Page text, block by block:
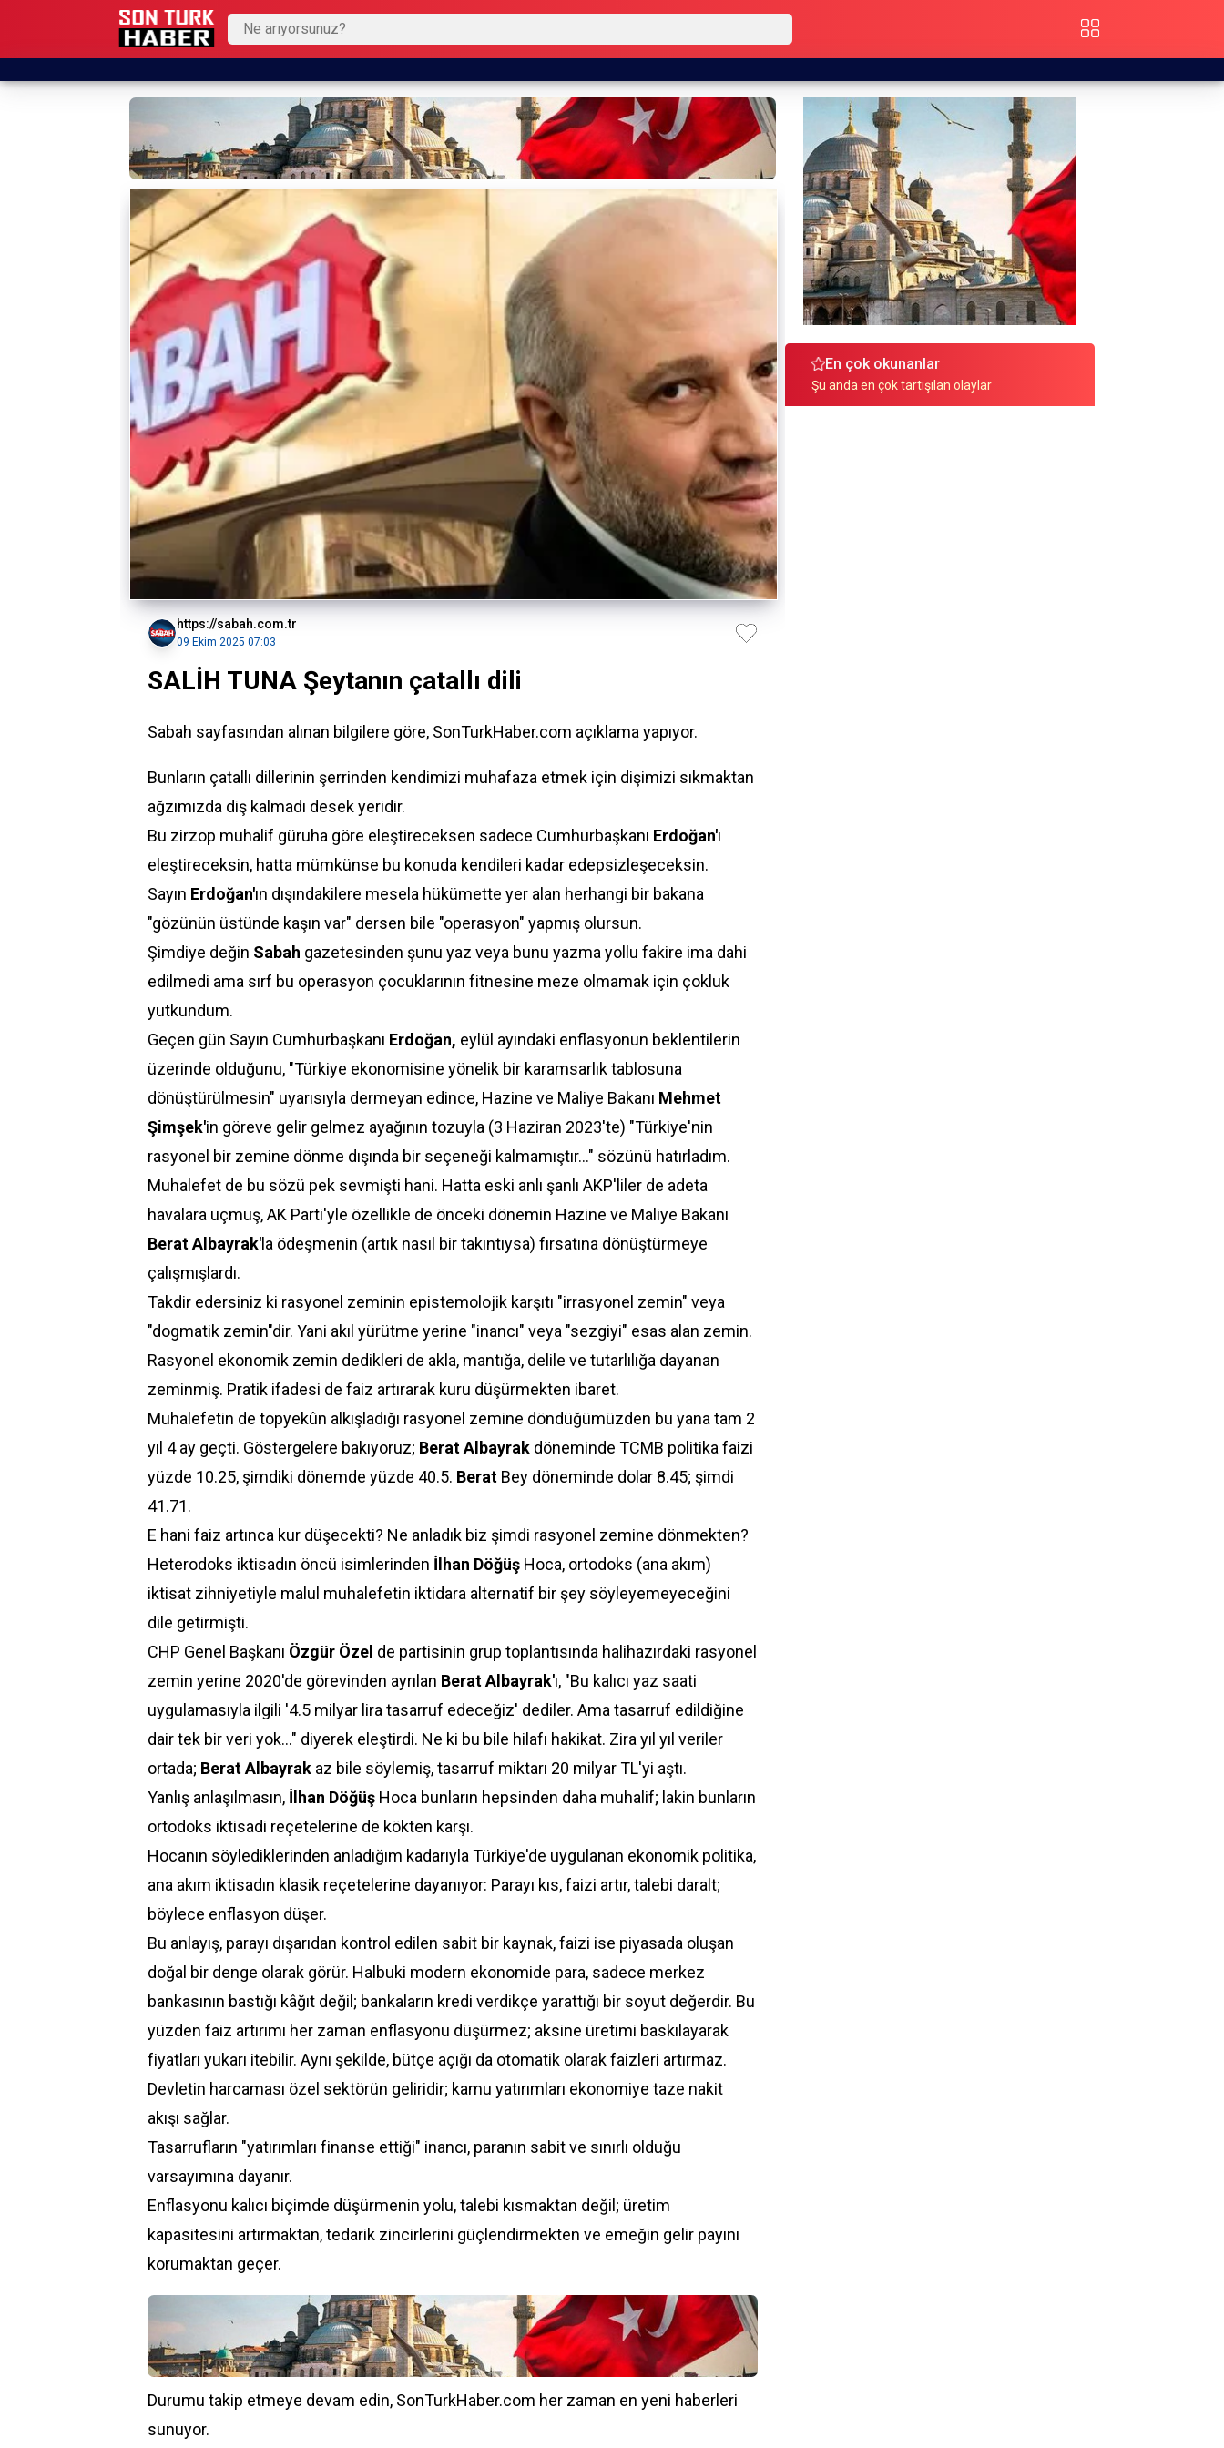
https://sabah.com.tr
09 Ekim 2025 07:03
SALİH TUNA Şeytanın çatallı dili
Sabah sayfasından alınan bilgilere göre, SonTurkHaber.com açıklama yapıyor.
Bunların çatallı dillerinin şerrinden kendimizi muhafaza etmek için dişimizi sıkmaktan
ağzımızda diş kalmadı desek yeridir.
Bu zirzop muhalif güruha göre eleştireceksen sadece Cumhurbaşkanı Erdoğan'ı
eleştireceksin, hatta mümkünse bu konuda kendileri kadar edepsizleşeceksin.
Sayın Erdoğan'ın dışındakilere mesela hükümette yer alan herhangi bir bakana
"gözünün üstünde kaşın var" dersen bile "operasyon" yapmış olursun.
Şimdiye değin Sabah gazetesinden şunu yaz veya bunu yazma yollu fakire ima dahi
edilmedi ama sırf bu operasyon çocuklarının fitnesine meze olmamak için çokluk
yutkundum.
Geçen gün Sayın Cumhurbaşkanı Erdoğan, eylül ayındaki enflasyonun beklentilerin
üzerinde olduğunu, "Türkiye ekonomisine yönelik bir karamsarlık tablosuna
dönüştürülmesin" uyarısıyla dermeyan edince, Hazine ve Maliye Bakanı Mehmet
Şimşek'in göreve gelir gelmez ayağının tozuyla (3 Haziran 2023'te) "Türkiye'nin
rasyonel bir zemine dönme dışında bir seçeneği kalmamıştır..." sözünü hatırladım.
Muhalefet de bu sözü pek sevmişti hani. Hatta eski anlı şanlı AKP'liler de adeta
havalara uçmuş, AK Parti'yle özellikle de önceki dönemin Hazine ve Maliye Bakanı
BeratAlbayrak' la ödeşmenin (artık nasıl bir takıntıysa) fırsatına dönüştürmeye
çalışmışlardı.
Takdir edersiniz ki rasyonel zeminin epistemolojik karşıtı "irrasyonel zemin" veya
"dogmatik zemin"dir. Yani akıl yürütme yerine "inancı" veya "sezgiyi" esas alan zemin.
Rasyonel ekonomik zemin dedikleri de akla, mantığa, delile ve tutarlılığa dayanan
zeminmiş. Pratik ifadesi de faiz artırarak kuru düşürmekten ibaret.
Muhalefetin de topyekûn alkışladığı rasyonel zemine döndüğümüzden bu yana tam 2
yıl 4 ay geçti. Göstergelere bakıyoruz; BeratAlbayrak döneminde TCMB politika faizi
yüzde 10.25, şimdiki dönemde yüzde 40.5. Berat Bey döneminde dolar 8.45; şimdi
41.71.
E hani faiz artınca kur düşecekti? Ne anladık biz şimdi rasyonel zemine dönmekten?
Heterodoks iktisadın öncü isimlerinden İlhan Döğüş Hoca, ortodoks (ana akım)
iktisat zihniyetiyle malul muhalefetin iktidara alternatif bir şey söyleyemeyeceğini
dile getirmişti.
CHP Genel Başkanı Özgür Özel de partisinin grup toplantısında halihazırdaki rasyonel
zemin yerine 2020'de görevinden ayrılan Berat Albayrak'ı, "Bu kalıcı yaz saati
uygulamasıyla ilgili '4.5 milyar lira tasarruf edeceğiz' dediler. Ama tasarruf edildiğine
dair tek bir veri yok..." diyerek eleştirdi. Ne ki bu bile hilafı hakikat. Zira yıl yıl veriler
ortada; BeratAlbayrak az bile söylemiş, tasarruf miktarı 20 milyar TL'yi aştı.
Yanlış anlaşılmasın, İlhan Döğüş Hoca bunların hepsinden daha muhalif; lakin bunların
ortodoks iktisadi reçetelerine de kökten karşı.
Hocanın söylediklerinden anladığım kadarıyla Türkiye'de uygulanan ekonomik politika,
ana akım iktisadın klasik reçetelerine dayanıyor: Parayı kıs, faizi artır, talebi daralt;
böylece enflasyon düşer.
Bu anlayış, parayı dışarıdan kontrol edilen sabit bir kaynak, faizi ise piyasada oluşan
doğal bir denge olarak görür. Halbuki modern ekonomide para, sadece merkez
bankasının bastığı kâğıt değil; bankaların kredi verdikçe yarattığı bir soyut değerdir. Bu
yüzden faiz artırımı her zaman enflasyonu düşürmez; aksine üretimi baskılayarak
fiyatları yukarı itebilir. Aynı şekilde, bütçe açığı da otomatik olarak faizleri artırmaz.
Devletin harcaması özel sektörün geliridir; kamu yatırımları ekonomiye taze nakit
akışı sağlar.
Tasarrufların "yatırımları finanse ettiği" inancı, paranın sabit ve sınırlı olduğu
varsayımına dayanır.
Enflasyonu kalıcı biçimde düşürmenin yolu, talebi kısmaktan değil; üretim
kapasitesini artırmaktan, tedarik zincirlerini güçlendirmekten ve emeğin gelir payını
korumaktan geçer.
Durumu takip etmeye devam edin, SonTurkHaber.com her zaman en yeni haberleri
sunuyor.
En çok okunanlar
Şu anda en çok tartışılan olaylar